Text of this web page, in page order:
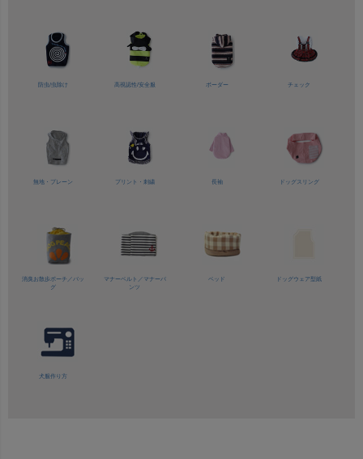
防虫/虫除け 高視認性/安全服 ボーダー チェック
無地・プレーン プリント・刺繍 長袖 ドッグスリング
消臭お散歩ポーチ／バッ
グ
マナーベルト／ マナーパ
ンツ
ベッド ドッグウェア型紙
犬服作り方